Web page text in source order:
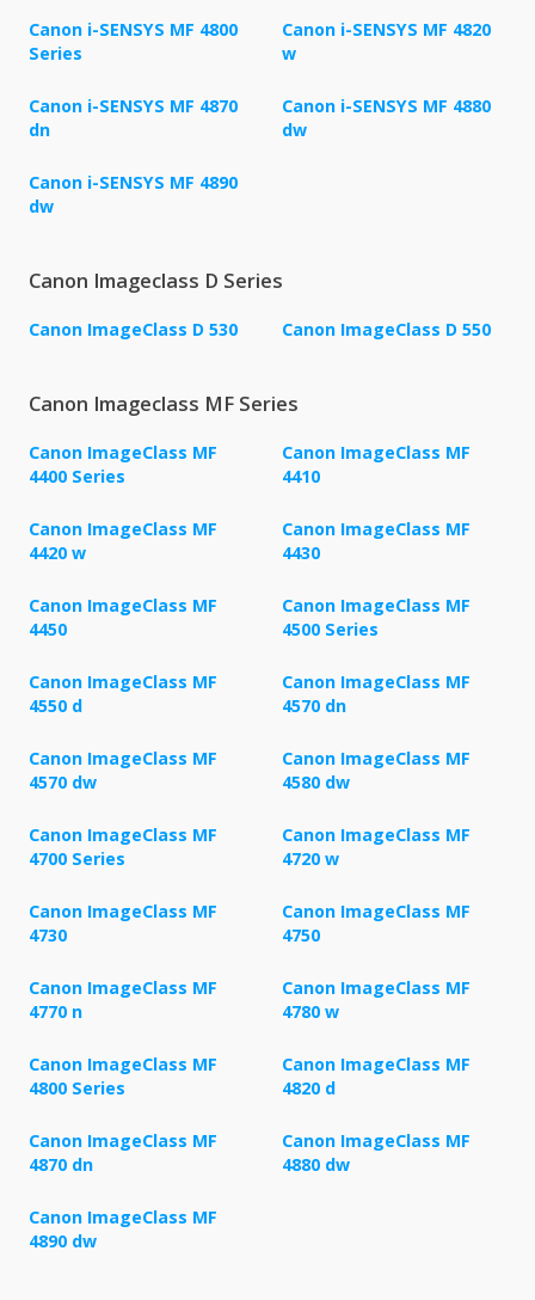
Canon i-SENSYS MF 4800
Series
Canon i-SENSYS MF 4820
w
Canon i-SENSYS MF 4870
dn
Canon i-SENSYS MF 4880
dw
Canon i-SENSYS MF 4890
dw
Canon Imageclass D Series
Canon ImageClass D 530 Canon ImageClass D 550
Canon Imageclass MF Series
Canon ImageClass MF
4400 Series
Canon ImageClass MF
4410
Canon ImageClass MF
4420 w
Canon ImageClass MF
4430
Canon ImageClass MF
4450
Canon ImageClass MF
4500 Series
Canon ImageClass MF
4550 d
Canon ImageClass MF
4570 dn
Canon ImageClass MF
4570 dw
Canon ImageClass MF
4580 dw
Canon ImageClass MF
4700 Series
Canon ImageClass MF
4720 w
Canon ImageClass MF
4730
Canon ImageClass MF
4750
Canon ImageClass MF
4770 n
Canon ImageClass MF
4780 w
Canon ImageClass MF
4800 Series
Canon ImageClass MF
4820 d
Canon ImageClass MF
4870 dn
Canon ImageClass MF
4880 dw
Canon ImageClass MF
4890 dw